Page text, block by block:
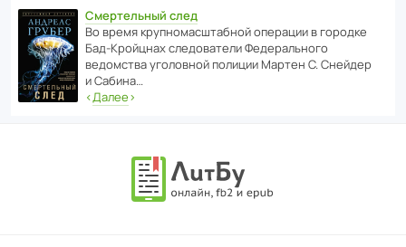
Смертельный след
Во время круп­но­мас­ш­та­бной операции в городке
Бад‑Крой­цнах следо­ва­тели Феде­раль­ного
ведомства уголо­вной полиции Мартен С. Снейдер
и Сабина…
‹Далее›